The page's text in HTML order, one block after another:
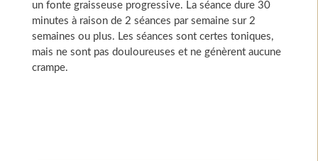
un fonte graisseuse progressive. La séance dure 30
minutes à raison de 2 séances par semaine sur 2
semaines ou plus. Les séances sont certes toniques,
mais ne sont pas douloureuses et ne génèrent aucune
crampe.